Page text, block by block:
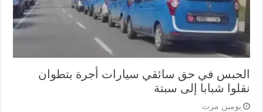
الحبس في حق سائقي سيارات أجرة بتطوان
نقلوا شبابا إلى سبتة
يومين مرت